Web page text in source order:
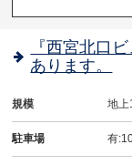
『西宮北口
あります。
規模 地上
駐車場 有